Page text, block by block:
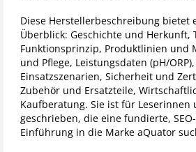
Diese Herstellerbeschreibung bietet
Überblick: Geschichte und Herkunft,
Funktionsprinzip, Produktlinien und
und Pflege, Leistungsdaten (pH/
Einsatzszenarien, Sicherheit und
Zubehör und Ersatzteile,
Kaufberatung. Sie ist für Leserinnen
geschrieben, die eine fundierte,
Einführung in die Marke aQuator